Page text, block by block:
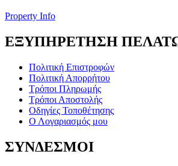
Property Info
ΕΞΥΠΗΡΕΤΗΣΗ
Πολιτική Επιστροφών
Πολιτική Απορρήτου
Τρόποι Πληρωμής
Τρόποι Αποστολής
Οδηγίες Τοποθέτησης
Ο Λογαριασμός μου
ΣΥΝΔΕΣΜΟΙ